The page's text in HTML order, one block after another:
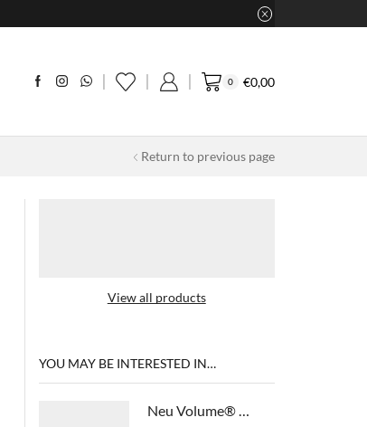
0 €0,00
Return to previous page
View all products
YOU MAY BE INTERESTED IN…
Neu Volume® Shampoo